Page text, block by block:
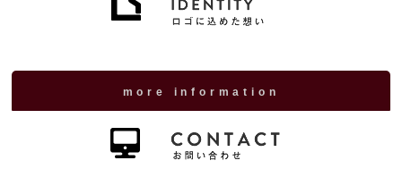
more information